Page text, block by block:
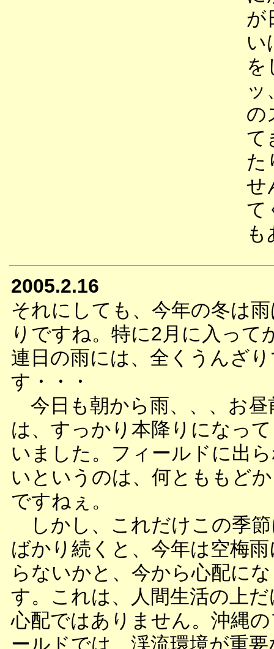
が
い
を
ッ
の
て
た
せ
て
も
2005.2.16
それにしても、今年の冬は
りですね。特に2月に入って
連日の雨には、全くうんざ
す・・・
今日も朝から雨、、、お昼
は、すっかり本降りになっ
いました。フィールドに出
いというのは、何とももど
ですねぇ。
しかし、これだけこの季節
ばかり続くと、今年は空梅
らないかと、今から心配に
す。これは、人間生活の上
心配ではありません。沖縄
ールドでは、渓流環境が重要